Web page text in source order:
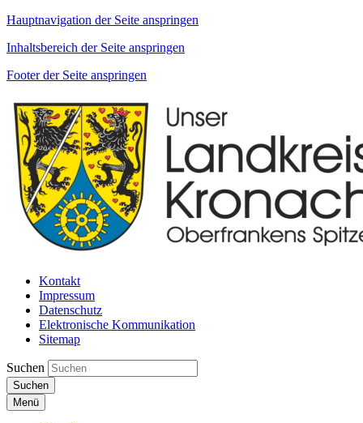
Hauptnavigation der Seite anspringen
Inhaltsbereich der Seite anspringen
Footer der Seite anspringen
Kontakt
Impressum
Datenschutz
Elektronische Kommunikation
Sitemap
Suchen
Suchen
Menü